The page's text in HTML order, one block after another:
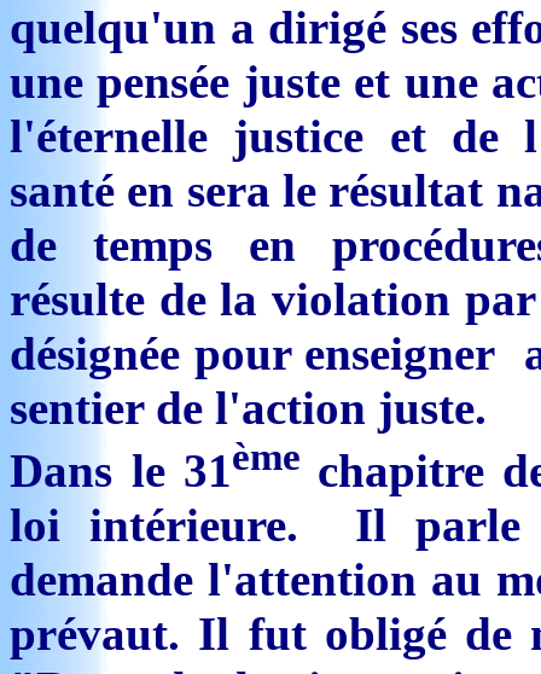
quelqu'un a dirigé ses
une pensée juste et une
l'éternelle justice et de
santé en sera le résultat
de temps en
résulte de la violation
désignée pour enseigner
sentier de l'action juste.
Dans le 31ème chapitre
loi intérieure. Il parle
demande l'attention au
prévaut. Il fut obligé de